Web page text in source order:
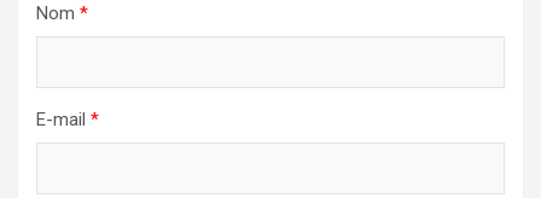
Nom *
E-mail *